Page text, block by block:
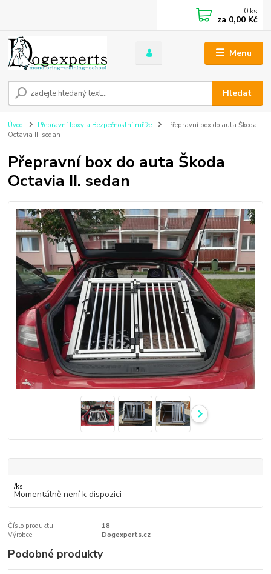
Menu
Hledat
0 ks
za 0,00 Kč
Úvod Přepravní boxy a Bezpečnostní mříže
Přepravní box do auta Škoda
Octavia II. sedan
Přepravní box do auta Škoda
Octavia II. sedan
/ks
Momentálně není k dispozici
Číslo produktu:
18
Výrobce:
Dogexperts.cz
Podobné produkty